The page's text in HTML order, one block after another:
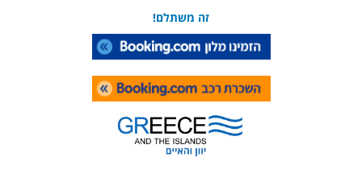
זה משתלם!